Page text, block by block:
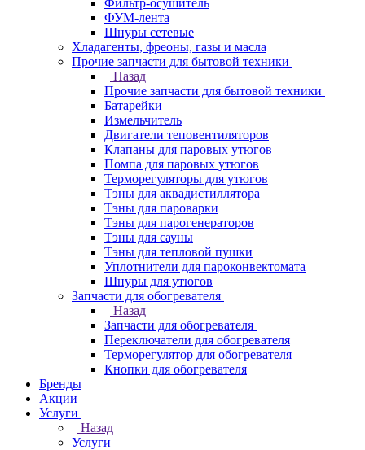
Фильтр-осушитель
ФУМ-лента
Шнуры сетевые
Хладагенты, фреоны, газы и масла
Прочие запчасти для бытовой техники
Назад
Прочие запчасти для бытовой техники
Батарейки
Измельчитель
Двигатели теповентиляторов
Клапаны для паровых утюгов
Помпа для паровых утюгов
Терморегуляторы для утюгов
Тэны для аквадистиллятора
Тэны для пароварки
Тэны для парогенераторов
Тэны для сауны
Тэны для тепловой пушки
Уплотнители для пароконвектомата
Шнуры для утюгов
Запчасти для обогревателя
Назад
Запчасти для обогревателя
Переключатели для обогревателя
Терморегулятор для обогревателя
Кнопки для обогревателя
Бренды
Акции
Услуги
Назад
Услуги